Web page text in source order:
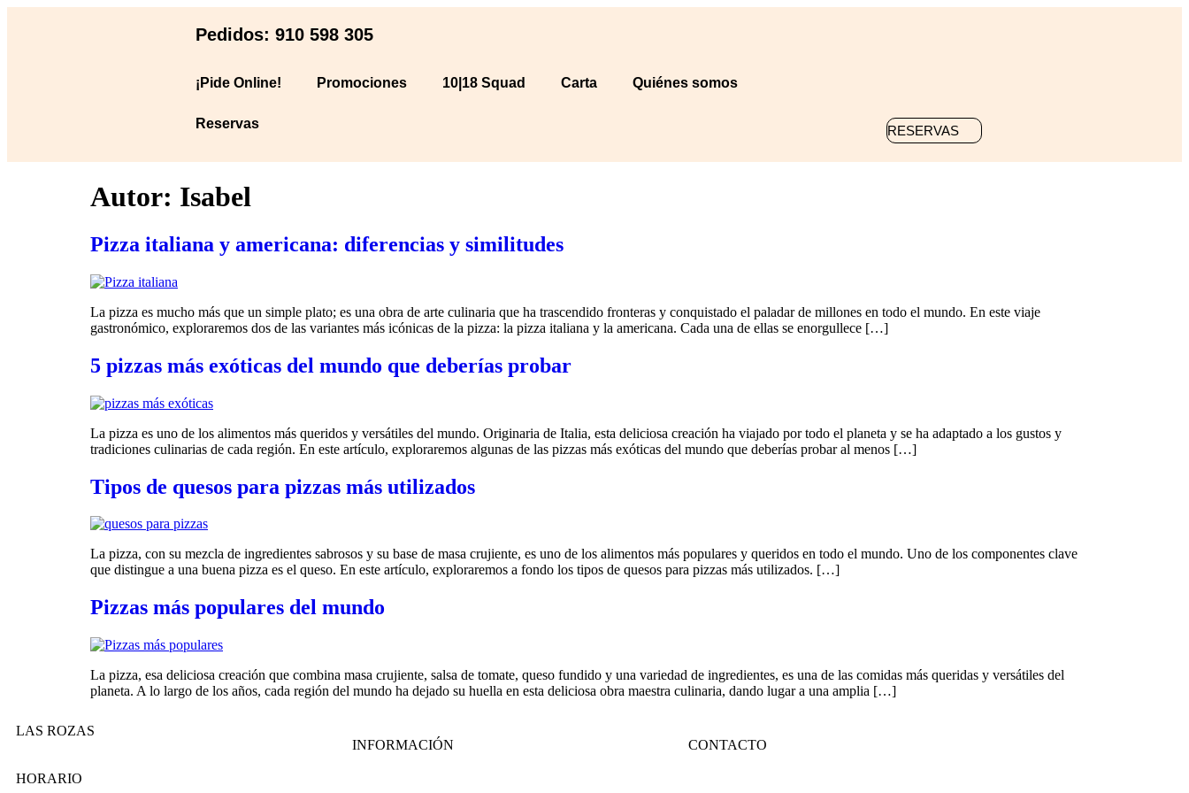
Pedidos: 910 598 305
¡Pide Online! Promociones 10|18 Squad Carta Quiénes somos
Reservas RESERVAS
Autor: Isabel
Pizza italiana y americana: diferencias y similitudes
La pizza es mucho más que un simple plato; es una obra de arte culinaria que ha trascendido fronteras y conquistado el paladar de millones en todo el mundo. En este viaje
gastronómico, exploraremos dos de las variantes más icónicas de la pizza: la pizza italiana y la americana. Cada una de ellas se enorgullece […]
5 pizzas más exóticas del mundo que deberías probar
La pizza es uno de los alimentos más queridos y versátiles del mundo. Originaria de Italia, esta deliciosa creación ha viajado por todo el planeta y se ha adaptado a los gustos y
tradiciones culinarias de cada región. En este artículo, exploraremos algunas de las pizzas más exóticas del mundo que deberías probar al menos […]
Tipos de quesos para pizzas más utilizados
La pizza, con su mezcla de ingredientes sabrosos y su base de masa crujiente, es uno de los alimentos más populares y queridos en todo el mundo. Uno de los componentes clave
que distingue a una buena pizza es el queso. En este artículo, exploraremos a fondo los tipos de quesos para pizzas más utilizados. […]
Pizzas más populares del mundo
La pizza, esa deliciosa creación que combina masa crujiente, salsa de tomate, queso fundido y una variedad de ingredientes, es una de las comidas más queridas y versátiles del
planeta. A lo largo de los años, cada región del mundo ha dejado su huella en esta deliciosa obra maestra culinaria, dando lugar a una amplia […]
LAS ROZAS
HORARIO
INFORMACIÓN CONTACTO